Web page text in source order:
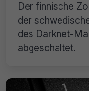
Der finnische
der
des Darknet-
abgeschaltet.